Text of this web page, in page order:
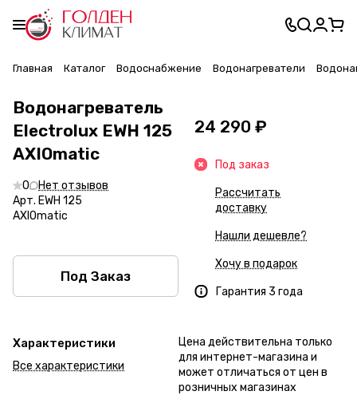
Главная Каталог Водоснабжение Водонагреватели
Водонагреватель
Electrolux EWH 125
AXIOmatic
0
Нет отзывов
Арт. EWH 125
AXIOmatic
Под Заказ
Характеристики
Все характеристики
24 290 ₽
Под заказ
Рассчитать
доставку
Нашли дешевле?
Хочу в подарок
Гарантия 3 года
Цена действительна только
для интернет-магазина и
может отличаться от цен в
розничных магазинах